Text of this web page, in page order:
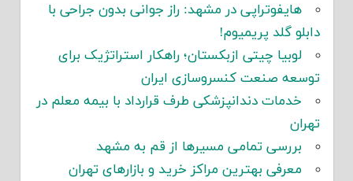
هایفوتراپی در مشهد: راز جوانی بدون جراحی با
دابلو گلد پریمیوم!
لوبیا چیتی ازبکستان؛ راهکار استراتژیک برای
توسعه صنعت کنسروسازی ایران
خدمات دندانپزشکی طرف قرارداد با بیمه معلم در
تهران
بررسی تمامی مسیرها از قم به مشهد
معرفی بهترین مراکز خرید و بازارهای تهران